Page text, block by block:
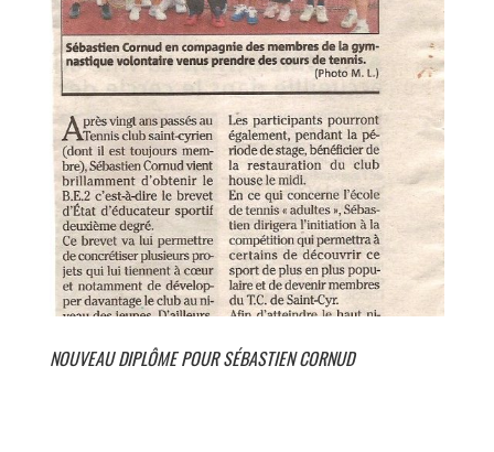
NOUVEAU DIPLÔME POUR SÉBASTIEN CORNUD